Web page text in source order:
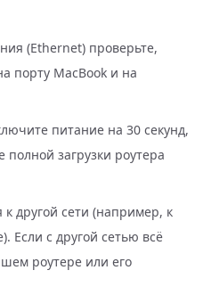
(Ethernet) проверьте,
порту MacBook и на
питание на 30 секунд,
загрузки роутера
другой сети (например, к
Если с другой сетью всё
роутере или его